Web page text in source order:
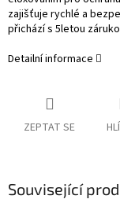
zajišťuje rychlé a
přichází s 5letou
Detailní informace
ZEPTAT SE
Související